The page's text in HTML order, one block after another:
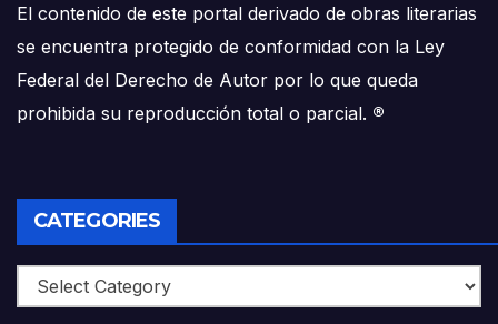
El contenido de este portal derivado de obras literarias
se encuentra protegido de conformidad con la Ley
Federal del Derecho de Autor por lo que queda
prohibida su reproducción total o parcial. ®
CATEGORIES
Categories